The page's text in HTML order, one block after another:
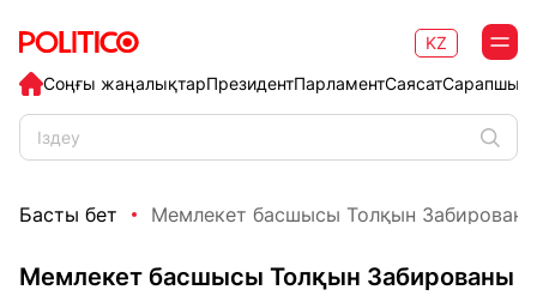
Соңғы жаңалықтарПрезидентПарламентСаясат
KZ
Басты бет Мемлекет басшысы Толқын
Мемлекет басшысы Толқын Забированы